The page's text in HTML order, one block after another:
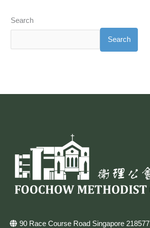
Search
Search
90 Race Course Road Singapore 218577